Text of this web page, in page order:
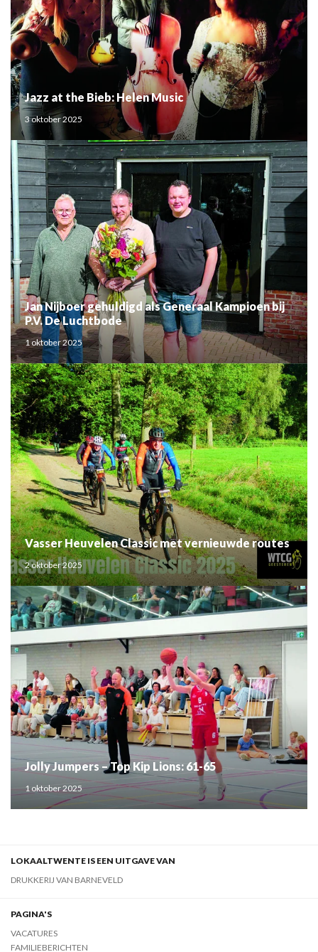
Jazz at the Bieb: Helen Music
3 oktober 2025
Jan Nijboer gehuldigd als Generaal Kampioen bij
P.V. De Luchtbode
1 oktober 2025
Vasser Heuvelen Classic met vernieuwde routes
2 oktober 2025
Jolly Jumpers – Top Kip Lions: 61-65
1 oktober 2025
LOKAALTWENTE IS EEN UITGAVE VAN
DRUKKERIJ VAN BARNEVELD
PAGINA'S
VACATURES
FAMILIEBERICHTEN